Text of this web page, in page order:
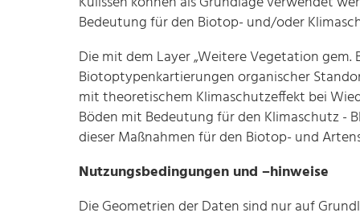
Bedeutung für den Biotop- und/oder
Die mit dem Layer „Weitere Vegetation gem.
Biotoptypenkartierungen organischer
mit theoretischem Klimaschutzeffekt bei
Böden mit Bedeutung für den Klimaschutz -
dieser Maßnahmen für den Biotop- und
Nutzungsbedingungen und –hinweise
Die Geometrien der Daten sind nur auf